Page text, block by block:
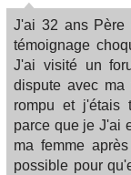
J'ai 32 ans Père
témoignage
J'ai visité un
dispute avec
rompu et j'étais
parce que je J'ai
ma femme
possible pour